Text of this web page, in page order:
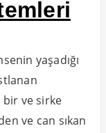
yaşadığı
ve sirke
ve can sıkan